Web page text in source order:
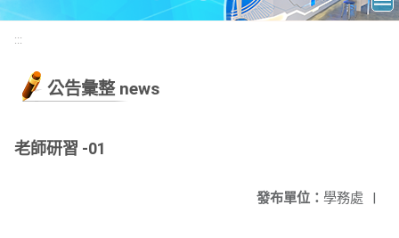
:::
公告彙整 news
老師研習 -01
發布單位： 學務處 |